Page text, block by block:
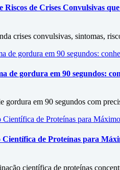
Riscos de Crises Convulsivas
crises convulsivas, sintomas,
de gordura em 90 segundos:
gordura em 90 segundos com
de Proteínas para
científica de proteínas